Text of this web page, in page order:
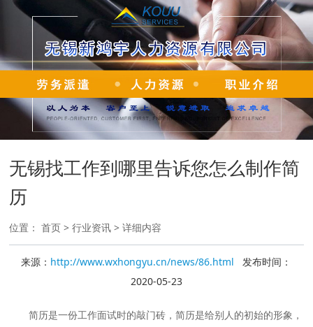
无锡找工作到哪里告诉您怎么制作简
历
位置：首页 >行业资讯 > 详细内容
来源： http://www.wxhongyu.cn/news/86.html 发布时间：
2020-05-23
简历是一份工作面试时的敲门砖，简历是给别人的初始的形象，